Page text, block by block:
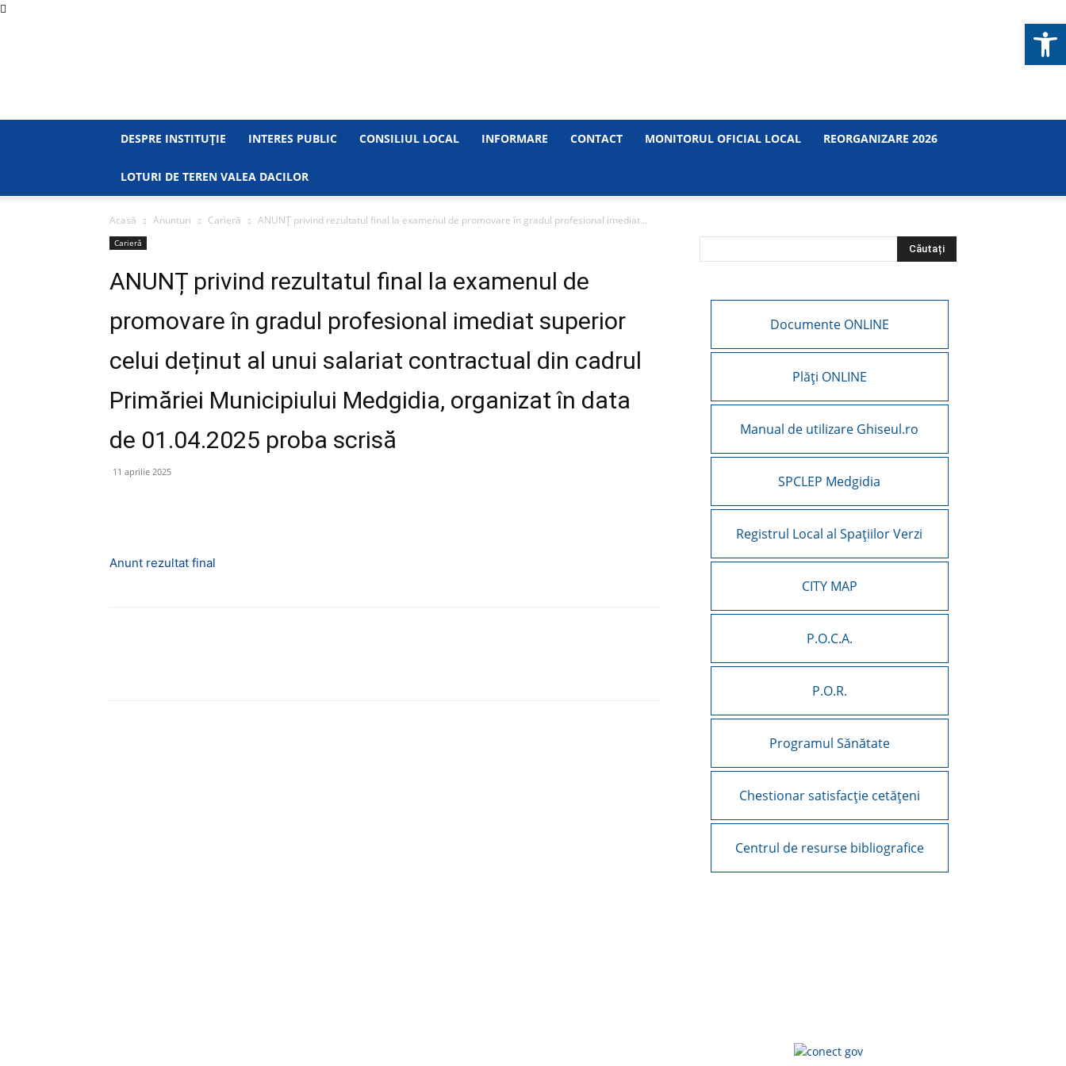
Primăria
Municipiului
Medgidia
DESPRE INSTITUȚIE INTERES PUBLIC CONSILIUL LOCAL INFORMARE CONTACT MONITORUL OFICIAL LOCAL REORGANIZARE 2026
LOTURI DE TEREN VALEA DACILOR
Acasă Anunturi Carieră ANUNȚ privind rezultatul final la examenul de promovare în gradul profesional imediat...
Carieră
ANUNȚ privind rezultatul final la examenul de
promovare în gradul profesional imediat superior
celui deținut al unui salariat contractual din cadrul
Primăriei Municipiului Medgidia, organizat în data
de 01.04.2025 proba scrisă
11 aprilie 2025
Anunt rezultat final
Documente ONLINE
Plăți ONLINE
Manual de utilizare Ghiseul.ro
SPCLEP Medgidia
Registrul Local al Spațiilor Verzi
CITY MAP
P.O.C.A.
P.O.R.
Programul Sănătate
Chestionar satisfacție cetățeni
Centrul de resurse bibliografice